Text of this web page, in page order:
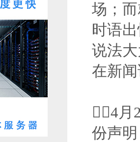
场；
时语
说法
在新
4月
份声